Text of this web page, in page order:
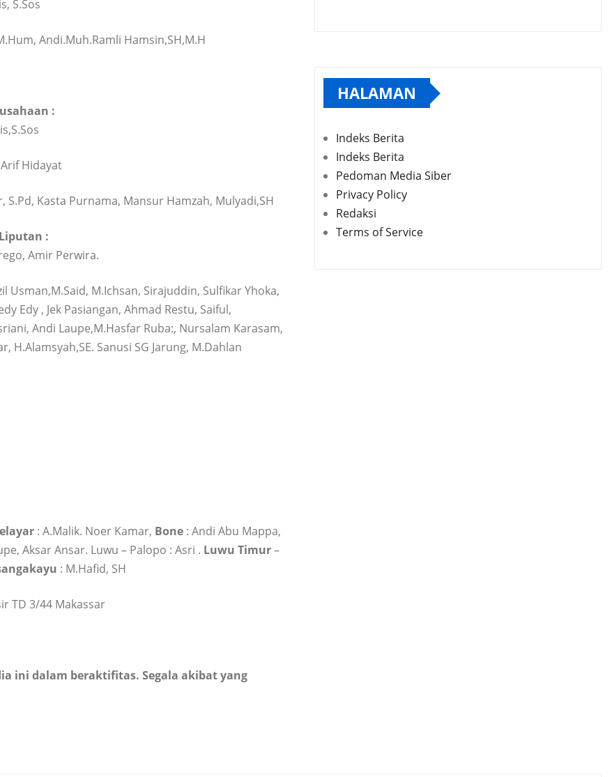
S.Sos
Andi.Muh.Ramli Hamsin,SH,M.H
:
Hidayat
S.Pd, Kasta Purnama, Mansur Hamzah, Mulyadi,SH
:
Amir Perwira.
M.Ichsan, Sirajuddin, Sulfikar Yhoka,
Edy , Jek Pasiangan, Ahmad Restu, Saiful,
Andi Laupe,M.Hasfar Ruba:, Nursalam Karasam,
H.Alamsyah,SE. Sanusi SG Jarung, M.Dahlan
: A.Malik. Noer Kamar, Bone : Andi Abu Mappa,
Aksar Ansar. Luwu – Palopo : Asri . Luwu Timur–
: M.Hafid, SH
TD 3/44 Makassar
ini dalam beraktifitas. Segala akibat yang
HALAMAN
Indeks Berita
Indeks Berita
Pedoman Media Siber
Privacy Policy
Redaksi
Terms of Service